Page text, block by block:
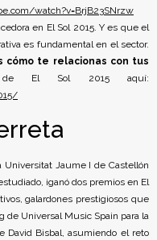
watch?v=BrjB23SNrzw
en El Sol 2015. Y es que el
es fundamental en el sector.
cómo te relacionas con tus
de El Sol 2015 aquí:
Universitat Jaume I de Castellón
¡ganó dos premios en El
galardones prestigiosos que
de Universal Music Spain para la
David Bisbal, asumiendo el reto